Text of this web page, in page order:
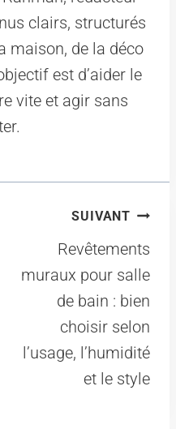
clairs, structurés
maison, de la déco
est d’aider le
vite et agir sans
SUIVANT
Revêtements
muraux pour salle
de bain : bien
choisir selon
l’usage, l’humidité
et le style